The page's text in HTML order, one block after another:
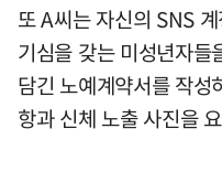
또 A씨는 자신의 SNS
기심을 갖는 미성년자들
담긴 노예계약서를 작
항과 신체 노출 사진을